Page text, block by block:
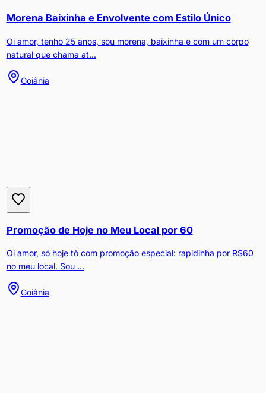
Morena Baixinha e Envolvente com Estilo Único
Oi amor, tenho 25 anos, sou morena, baixinha e com um corpo
natural que chama at...
Goiânia
Promoção de Hoje no Meu Local por 60
Oi amor, só hoje tô com promoção especial: rapidinha por R$60
no meu local. Sou ...
Goiânia